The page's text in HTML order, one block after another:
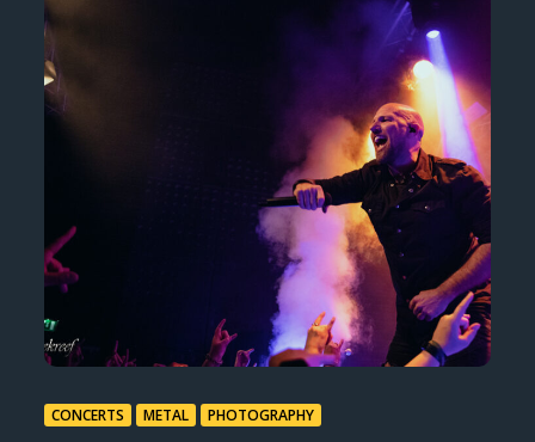
CONCERTS METAL PHOTOGRAPHY